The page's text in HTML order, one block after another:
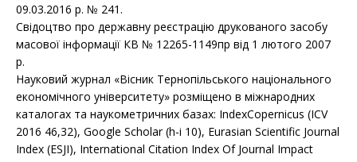
09.03.2016 р. № 241.
Свідоцтво про державну реєстрацію друкованого засобу
масової інформації КВ № 12265-1149пр від 1 лютого 2007
р.
Науковий журнал «Вісник Тернопільського національного
економічного університету» розміщено в міжнародних
каталогах та наукометричних базах: IndexCopernicus (ICV
2016 46,32), Google Scholar (h-i 10), Eurasian Scientific Journal
Index (ESJI), International Citation Index Of Journal Impact